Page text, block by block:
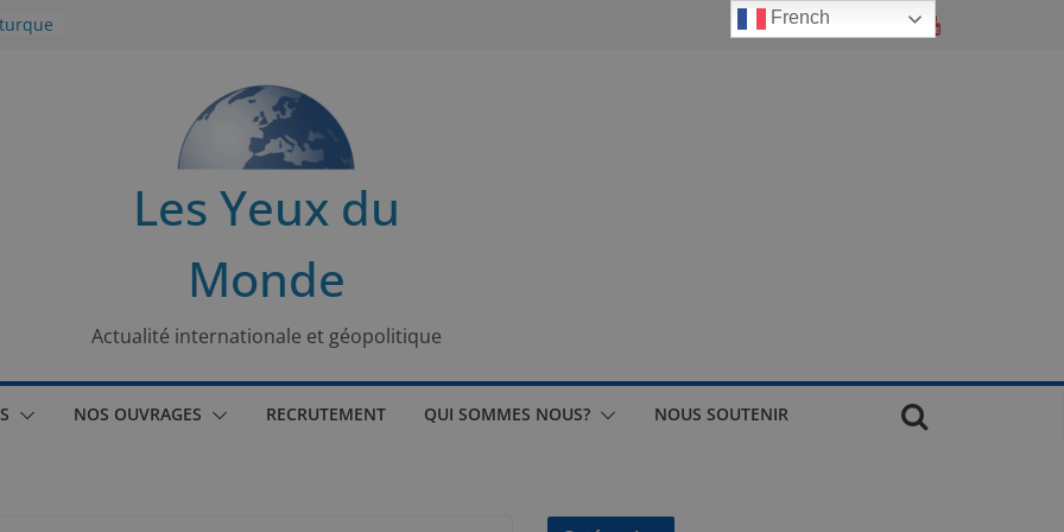
Les Yeux du
Monde
Actualité internationale et géopolitique
NOS OUVRAGES RECRUTEMENT QUI SOMMES NOUS? NOUS SOUTENIR
French